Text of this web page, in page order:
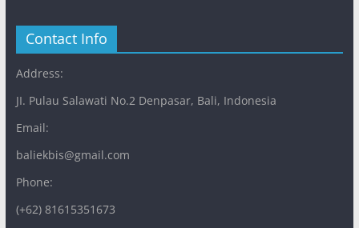
Contact Info
Address:
JI. Pulau Salawati No.2 Denpasar, Bali, Indonesia
Email:
baliekbis@gmail.com
Phone:
(+62) 81615351673